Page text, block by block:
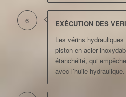
6
EXÉCUTION DES
Les vérins
piston en acier
étanchéité, qui
avec l’huile hydraulique.